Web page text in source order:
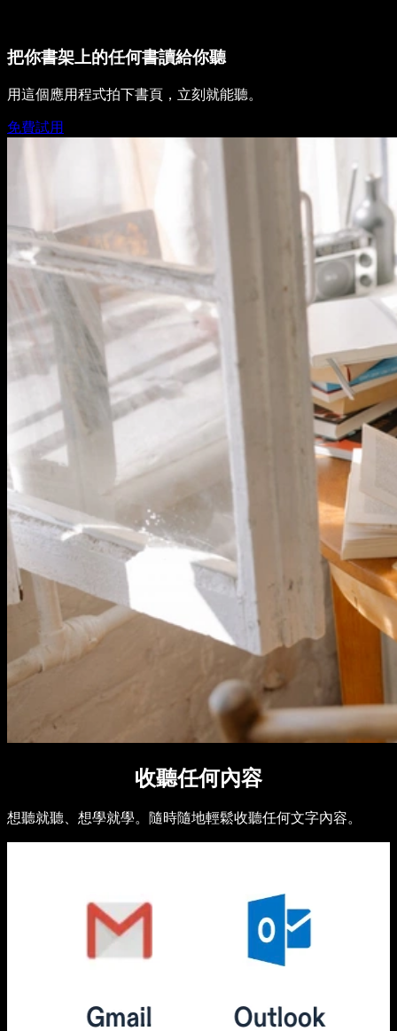
把你書架上的任何書讀給你聽
用這個應用程式拍下書頁，立刻就能聽。
免費試用
收聽任何內容
想聽就聽、想學就學。隨時隨地輕鬆收聽任何文字內容。